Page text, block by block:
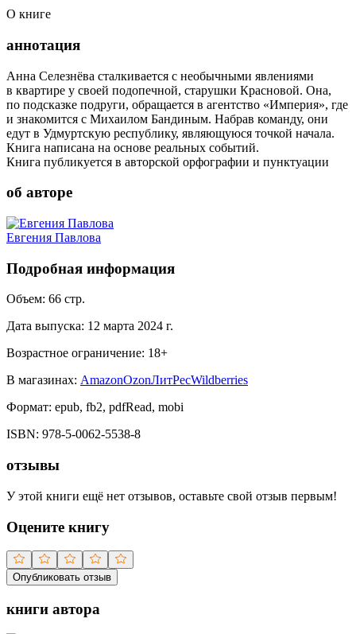
О книге
аннотация
Анна Селезнёва сталкивается с необычными явлениями
в квартире у своей подопечной, старушки Красновой. Она,
по подсказке подруги, обращается в агентство «Империя», где
и знакомится с Михаилом Бандиным. Набрав команду, они
едут в Удмуртскую республику, являющуюся точкой начала.
Книга написана на основе реальных событий.
Книга публикуется в авторской орфографии и пунктуации
об авторе
Евгения Павлова
Подробная информация
Объем: 66 стр.
Дата выпуска: 12 марта 2024 г.
Возрастное ограничение: 18+
В магазинах: AmazonOzonЛитРесWildberries
Формат: epub, fb2, pdfRead, mobi
ISBN: 978-5-0062-5538-8
отзывы
У этой книги ещё нет отзывов, оставьте свой отзыв первым!
Оцените книгу
Опубликовать отзыв
книги автора